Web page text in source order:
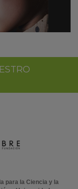
para la Ciencia y la